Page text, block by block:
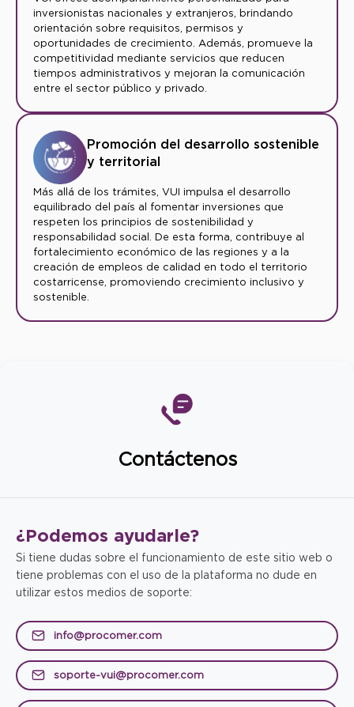
inversionistas nacionales y extranjeros, brindando
orientación sobre requisitos, permisos y
oportunidades de crecimiento. Además, promueve la
competitividad mediante servicios que reducen
tiempos administrativos y mejoran la comunicación
entre el sector público y privado.
Promoción del desarrollo sostenible
y territorial
Más allá de los trámites, VUI impulsa el desarrollo
equilibrado del país al fomentar inversiones que
respeten los principios de sostenibilidad y
responsabilidad social. De esta forma, contribuye al
fortalecimiento económico de las regiones y a la
creación de empleos de calidad en todo el territorio
costarricense, promoviendo crecimiento inclusivo y
sostenible.
Contáctenos
¿Podemos ayudarle?
Si tiene dudas sobre el funcionamiento de este sitio web o
tiene problemas con el uso de la plataforma no dude en
utilizar estos medios de soporte:
info@procomer.com
soporte-vui@procomer.com